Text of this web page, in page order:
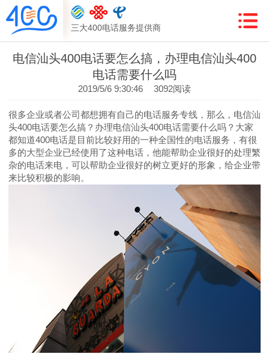
三大400电话服务提供商
电信汕头400电话要怎么搞，办理电信汕头400
电话需要什么吗
2019/5/6 9:30:46 3092阅读
很多企业或者公司都想拥有自己的电话服务专线，那么，电信汕
头400电话要怎么搞？办理电信汕头400电话需要什么吗？大家
都知道400电话是目前比较好用的一种全国性的电话服务，有很
多的大型企业已经使用了这种电话，他能帮助企业很好的处理繁
杂的电话来电，可以帮助企业很好的树立更好的形象，给企业带
来比较积极的影响。